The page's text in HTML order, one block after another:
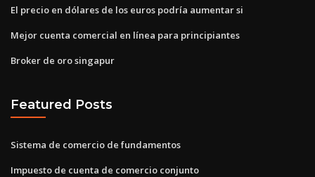
El precio en dólares de los euros podría aumentar si
Mejor cuenta comercial en línea para principiantes
Broker de oro singapur
Featured Posts
Sistema de comercio de fundamentos
Impuesto de cuenta de comercio conjunto